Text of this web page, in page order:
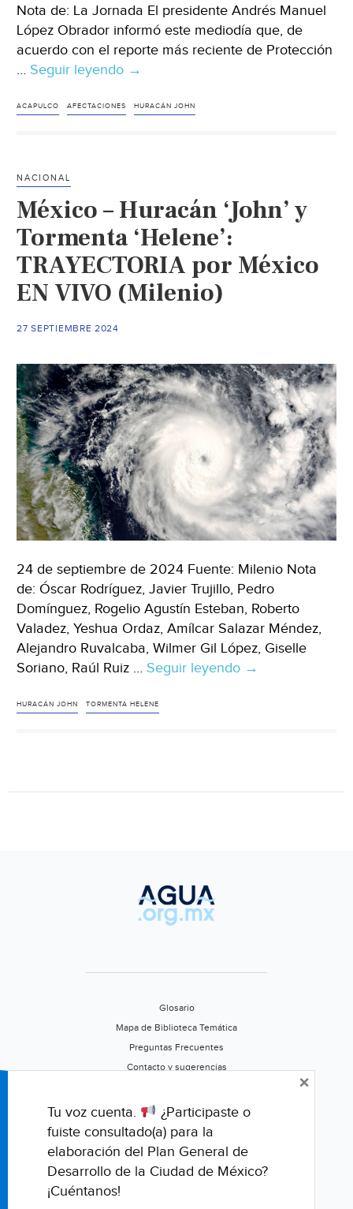
Nota de: La Jornada El presidente Andrés Manuel
López Obrador informó este mediodía que, de
acuerdo con el reporte más reciente de Protección
… Seguir leyendo Guerrero-
nivel
restablece
servicio
eléctrico
en
Acapulco:
AMLO
→
ACAPULCO AFECTACIONES HURACÁN JOHN
NACIONAL
México – Huracán ‘John’ y
Tormenta ‘Helene’:
TRAYECTORIA por México
EN VIVO (Milenio)
27 SEPTIEMBRE 2024
24 de septiembre de 2024 Fuente: Milenio Nota
de: Óscar Rodríguez, Javier Trujillo, Pedro
Domínguez, Rogelio Agustín Esteban, Roberto
Valadez, Yeshua Ordaz, Amílcar Salazar Méndez,
Alejandro Ruvalcaba, Wilmer Gil López, Giselle
Soriano, Raúl Ruiz … Seguir leyendo México
→
HURACÁN JOHN TORMENTA HELENE
Glosario
Mapa de Biblioteca Temática
Preguntas Frecuentes
Contacto y sugerencias
Califica este portal
Tu voz cuenta.
¿Participaste o
fuiste consultado(a) para la
elaboración del Plan General de
Desarrollo de la Ciudad de México?
¡Cuéntanos!
×